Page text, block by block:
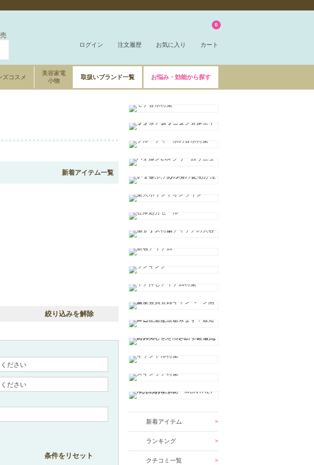
ログイン 注文履歴 お気に入り カート
0
ズコスメ
美容家電
小物
取扱いブランド一覧 お悩み・効能から探す
新着アイテム一覧
絞り込みを解除
条件をリセット
新着アイテム
ランキング
クチコミ一覧